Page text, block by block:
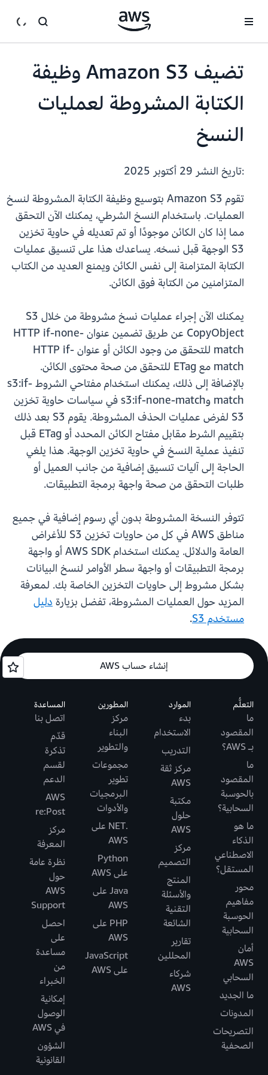
تضيف Amazon S3 وظيفة
الكتابة المشروطة لعمليات
النسخ
:تاريخ النشر
تقوم Amazon S3 بتوسيع وظيفة الكتابة المشروطة
لنسخ
العمليات. باستخدام النسخ الشرطي، يمكنك الآن التحقق
مما إذا كان الكائن موجودًا أو تم تعديله في حاوية تخزين
S3 الوجهة قبل نسخه. يساعدك هذا على تنسيق عمليات
الكتابة المتزامنة إلى نفس الكائن ويمنع العديد من الكتاب
المتزامنين من الكتابة فوق الكائن.
يمكنك الآن إجراء عمليات نسخ مشروطة من خلال S3
CopyObject عن طريق تضمين عنوان HTTP if-none-
match للتحقق من وجود الكائن أو عنوان HTTP if-
match مع ETag للتحقق من صحة محتوى الكائن.
بالإضافة إلى ذلك، يمكنك استخدام مفتاحي الشروط s3:if-
match وs3:if-none-match في سياسات حاوية تخزين
S3 لفرض عمليات الحذف المشروطة. يقوم S3 بعد ذلك
بتقييم الشرط مقابل مفتاح الكائن المحدد أو ETag قبل
تنفيذ عملية النسخ في حاوية تخزين الوجهة. هذا يلغي
الحاجة إلى آليات تنسيق إضافية من جانب العميل أو
طلبات التحقق من صحة واجهة برمجة التطبيقات.
تتوفر النسخة المشروطة بدون أي رسوم إضافية في جميع
مناطق AWS في كل من حاويات تخزين S3 للأغراض
العامة والدلائل. يمكنك استخدام AWS SDK أو واجهة
برمجة التطبيقات أو واجهة سطر الأوامر لنسخ البيانات
بشكل مشروط إلى حاويات التخزين الخاصة بك. لمعرفة
المزيد حول العمليات المشروطة، تفضل بزيارةدليل
مستخدم S3
.
إنشاء حساب AWS
التعلُّم
ما
المقصود
بـ AWS؟
ما
المقصود
بالحوسبة
السحابية؟
ما هو
الذكاء
الاصطناعي
المستقل؟
محور
مفاهيم
الحوسبة
السحابية
أمان
AWS
السحابي
ما الجديد
المدونات
التصريحات
الصحفية
الموارد
بدء
الاستخدام
التدريب
مركز ثقة
AWS
مكتبة
حلول
AWS
مركز
التصميم
المنتج
والأسئلة
التقنية
الشائعة
تقارير
المحللين
شركاء
AWS
المطورين
مركز
البناء
والتطوير
مجموعات
تطوير
البرمجيات
والأدوات
.NET على
AWS
Python
على AWS
Java على
AWS
PHP على
AWS
JavaScript
على AWS
المساعدة
اتصل بنا
قدّم
تذكرة
لقسم
الدعم
AWS
re:Post
مركز
المعرفة
نظرة عامة
حول
AWS
Support
احصل
على
مساعدة
من
الخبراء
إمكانية
الوصول
في AWS
الشؤون
القانونية